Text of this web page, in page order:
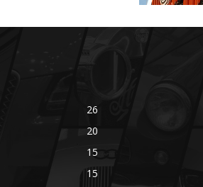
26
20
15
15